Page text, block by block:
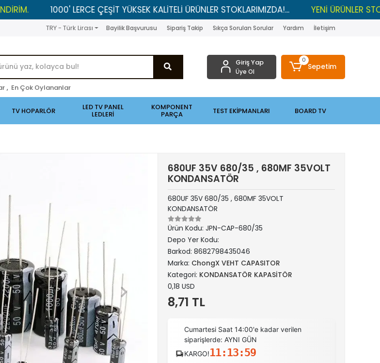
1000' LERCE ÇEŞİT YÜKSEK KALİTELİ ÜRÜNLER STOKLARIMIZDA!... YENİ ÜRÜNLER
TRY - Türk Lirası Bayilik Başvurusu Sipariş Takip Sıkça Sorulan Sorular Yardım İletişim
, En Çok Oylananlar
Giriş Yap
Üye Ol
0
Sepetim
TV HOPARLÖR LED TV PANEL
LEDLERİ
KOMPONENT
PARÇA TEST EKİPMANLARI BOARD TV
680UF 35V 680/35 , 680MF 35VOLT
KONDANSATÖR
680UF 35V 680/35 , 680MF 35VOLT
KONDANSATÖR
Ürün Kodu: JPN-CAP-680/35
Depo Yer Kodu:
Barkod: 8682798435046
Marka: ChongX VEHT CAPASITOR
Kategori: KONDANSATÖR KAPASİTÖR
0,18 USD
8,71 TL
Cumartesi Saat 14:00'e kadar verilen
siparişlerde: AYNI GÜN
KARGO!11:13:59